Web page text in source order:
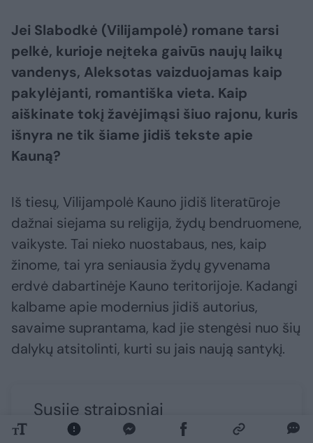
Jei Slabodkė (Vilijampolė) romane tarsi
pelkė, kurioje neįteka gaivūs naujų laikų
vandenys, Aleksotas vaizduojamas kaip
pakylėjanti, romantiška vieta. Kaip
aiškinate tokį žavėjimąsi šiuo rajonu, kuris
išnyra ne tik šiame jidiš tekste apie
Kauną?
Iš tiesų, Vilijampolė Kauno jidiš literatūroje
dažnai siejama su religija, žydų bendruomene,
vaikyste. Tai nieko nuostabaus, nes, kaip
žinome, tai yra seniausia žydų gyvenama
erdvė dabartinėje Kauno teritorijoje. Kadangi
kalbame apie modernius jidiš autorius,
savaime suprantama, kad jie stengėsi nuo šių
dalykų atsitolinti, kurti su jais naują santykį.
Susiję straipsniai